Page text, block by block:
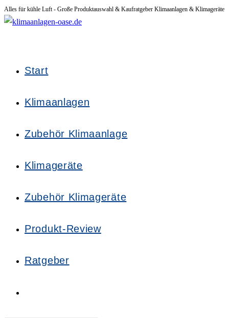
Zum
Inhalt
Alles für kühle Luft - Große Produktauswahl & Kaufratgeber Klimaanlagen & Klimageräte
Start
Klimaanlagen
Zubehör Klimaanlage
Klimageräte
Zubehör Klimageräte
Produkt-Review
Ratgeber